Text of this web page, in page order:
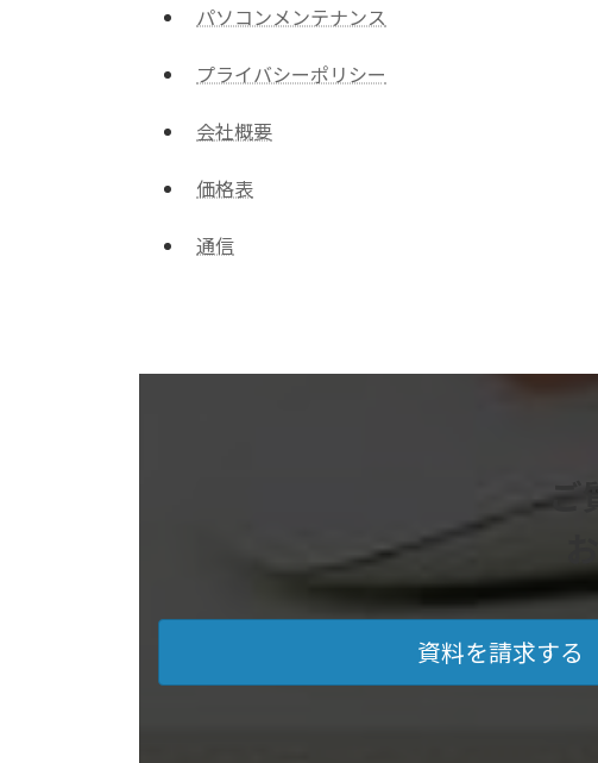
パソコンメンテナンス
プライバシーポリシー
会社概要
価格表
通信
ご
資料を請求する